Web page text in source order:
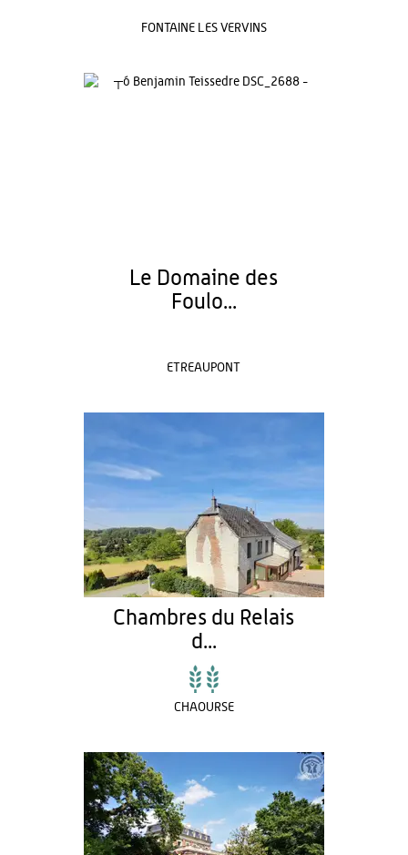
FONTAINE LES VERVINS
Le Domaine des
Foulo...
ETREAUPONT
Chambres du Relais
d...
CHAOURSE